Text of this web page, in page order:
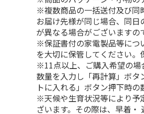
※複数商品の一括送付及び同
お届け先様が同じ場合、同日
が異なる場合がございますの
※保証書付の家電製品等につ
を大切に保管してください。
※11点以上、ご購入希望の
数量を入力し「再計算」ボ
トに入れる」ボタン押下時の
※天候や生育状況等により予
ざいます。その際は、早着